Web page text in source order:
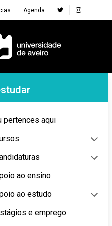
Agenda
Lateral
pertences aqui
ao ensino
ao estudo
e emprego